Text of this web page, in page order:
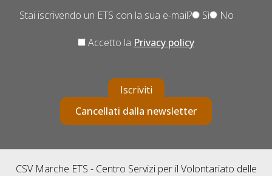
Stai iscrivendo un ETS con la sua e-mail? Sì No
Accetto la Privacy policy
Iscriviti
Cancellati dalla newsletter
CSV Marche ETS - Centro Servizi per il Volontariato delle